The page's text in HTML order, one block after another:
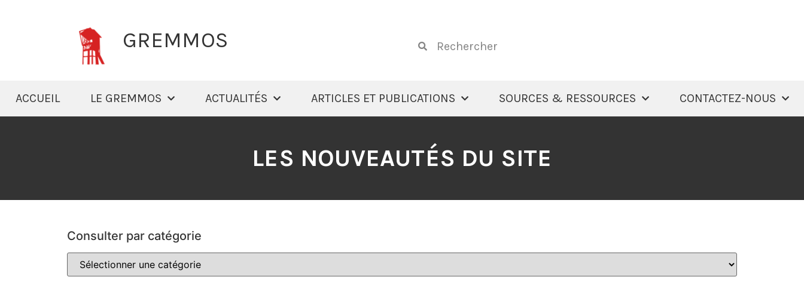
GREMMOS
ACCUEIL LE GREMMOS ACTUALITÉS ARTICLES ET PUBLICATIONS SOURCES & RESSOURCES CONTACTEZ-NOUS
LES NOUVEAUTÉS DU SITE
Consulter par catégorie